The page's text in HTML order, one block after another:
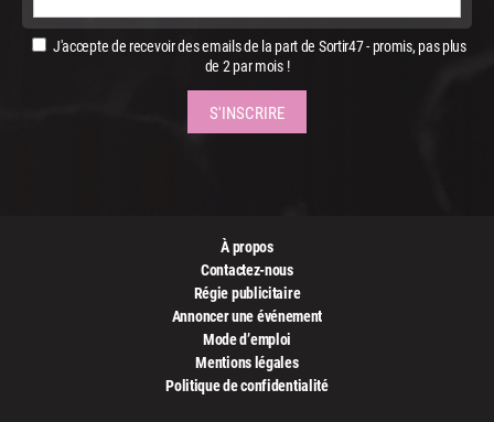
J'accepte de recevoir des emails de la part de Sortir47 - promis, pas plus
de 2 par mois !
À propos
Contactez-nous
Régie publicitaire
Annoncer une événement
Mode d’emploi
Mentions légales
Politique de confidentialité